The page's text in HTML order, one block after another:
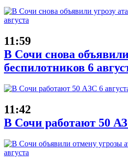
11:59
В Сочи снова
беспилотников 6
11:42
В Сочи работают 50